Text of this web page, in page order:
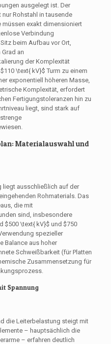
ausgelegt ist. Der
Rohstahl in tausende
müssen exakt dimensioniert
Verbindung
beim Aufbau vor Ort,
an
der Komplexität
$110 \text{ kV}$ Turm zu einem
exponentiell höheren Masse,
Komplexität, erfordert
Fertigungstoleranzen hin zu
liegt, sind stark auf
Materialauswahl und
liegt ausschließlich auf der
Rohmaterials. Das
die mit
sind, insbesondere
$500 \text{ kV}$ und $750
spezieller
Balance aus hoher
Schweißbarkeit (für Platten
Zusammensetzung für
Spannung
die Leiterbelastung steigt mit
– hauptsächlich die
– erfahren deutlich